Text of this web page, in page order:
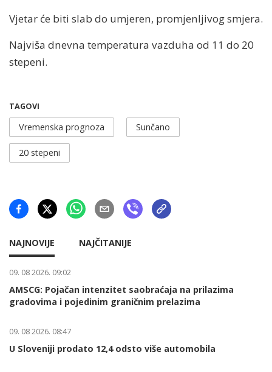
Vjetar će biti slab do umjeren, promjenljivog smjera.
Najviša dnevna temperatura vazduha od 11 do 20
stepeni.
TAGOVI
Vremenska prognoza Sunčano
20 stepeni
NAJNOVIJE NAJČITANIJE
09. 08 2026. 09:02
AMSCG: Pojačan intenzitet saobraćaja na prilazima
gradovima i pojedinim graničnim prelazima
09. 08 2026. 08:47
U Sloveniji prodato 12,4 odsto više automobila